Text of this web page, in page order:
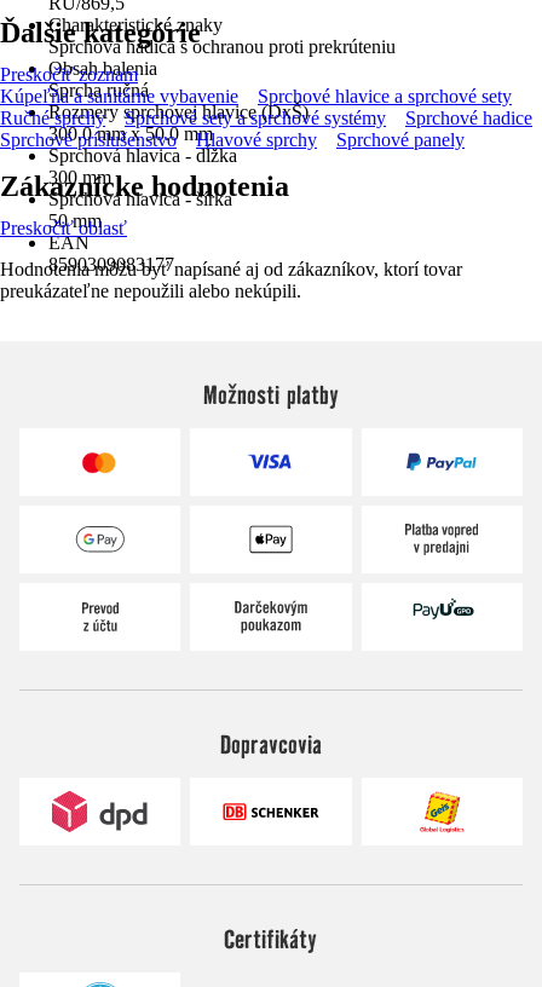
Charakteristické znaky
Sprchová hadica s ochranou proti prekrúteniu
Obsah balenia
Sprcha ručná
Rozmery sprchovej hlavice (DxŠ)
300.0 mm x 50.0 mm
Sprchová hlavica - dĺžka
300 mm
Sprchová hlavica - šírka
50 mm
EAN
8590309083177
Ďalšie kategórie
Preskočiť zoznam
Kúpeľňa a sanitárne vybavenie
Sprchové hlavice a sprchové sety
Ručné sprchy
Sprchové sety a sprchové systémy
Sprchové hadice
Sprchové príslušenstvo
Hlavové sprchy Sprchové panely
Zákaznícke hodnotenia
Preskočiť oblasť
Hodnotenia môžu byť napísané aj od zákazníkov, ktorí tovar
preukázateľne nepoužili alebo nekúpili.
Možnosti platby
Dopravcovia
Certifikáty